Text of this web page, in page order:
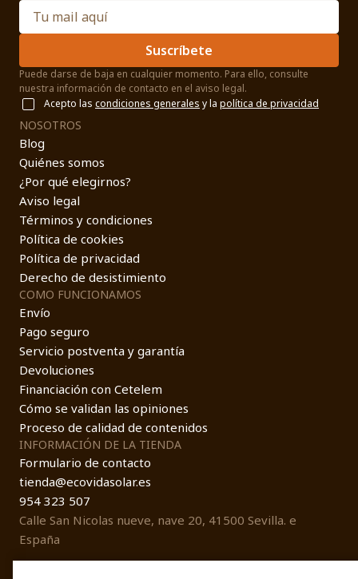
Suscríbete
Puede darse de baja en cualquier momento. Para ello, consulte
nuestra información de contacto en el aviso legal.
Acepto las condiciones generales y la política de privacidad
NOSOTROS
Blog
Quiénes somos
¿Por qué elegirnos?
Aviso legal
Términos y condiciones
Política de cookies
Política de privacidad
Derecho de desistimiento
COMO FUNCIONAMOS
Envío
Pago seguro
Servicio postventa y garantía
Devoluciones
Financiación con Cetelem
Cómo se validan las opiniones
Proceso de calidad de contenidos
INFORMACIÓN DE LA TIENDA
Formulario de contacto
tienda@ecovidasolar.es
954 323 507
Calle San Nicolas nueve, nave 20, 41500 Sevilla. e
España